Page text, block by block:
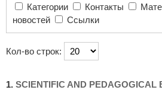
Категории
Контакты
новостей
Ссылки
Кол-во строк:
1. SCIENTIFIC AND PEDAGOGICAL